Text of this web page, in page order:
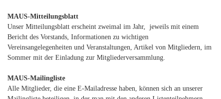
MAUS-Mitteilungsblatt
Unser Mitteilungsblatt erscheint zweimal im Jahr, jeweils mit einem
Bericht des Vorstands, Informationen zu wichtigen
Vereinsangelegenheiten und Veranstaltungen, Artikel von Mitgliedern, im
Sommer mit der Einladung zur Mitgliederversammlung.
MAUS-Mailingliste
Alle Mitglieder, die eine E-Mailadresse haben, können sich an unserer